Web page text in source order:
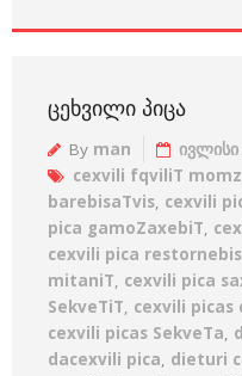
ᲪᲔᲮᲕᲘᲚᲘ ᲞᲘᲪᲐ
By man
cexvili fqviliT
barebisaTvis, cexvili
pica gamoZaxebiT,
cexvili pica
mitaniT, cexvili pica
SekveTiT, cexvili picas
cexvili picas SekveTa,
dacexvili pica, dieturi